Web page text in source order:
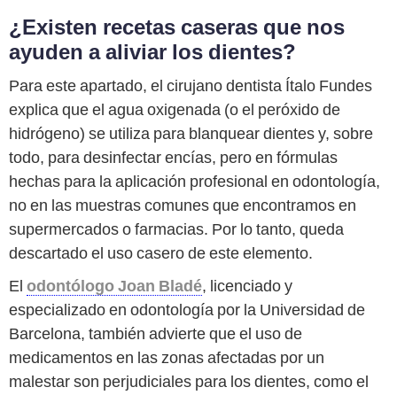
¿Existen recetas caseras que nos
ayuden a aliviar los dientes?
Para este apartado, el cirujano dentista Ítalo Fundes
explica que el agua oxigenada (o el peróxido de
hidrógeno) se utiliza para blanquear dientes y, sobre
todo, para desinfectar encías, pero en fórmulas
hechas para la aplicación profesional en odontología,
no en las muestras comunes que encontramos en
supermercados o farmacias. Por lo tanto, queda
descartado el uso casero de este elemento.
El odontólogo Joan Bladé, licenciado y
especializado en odontología por la Universidad de
Barcelona, también advierte que el uso de
medicamentos en las zonas afectadas por un
malestar son perjudiciales para los dientes, como el